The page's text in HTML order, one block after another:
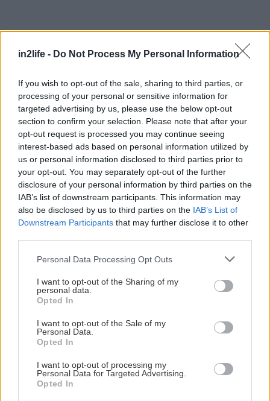
in2life - Do Not Process My Personal Information
If you wish to opt-out of the sale, sharing to third parties, or
processing of your personal or sensitive information for
targeted advertising by us, please use the below opt-out
section to confirm your selection. Please note that after your
opt-out request is processed you may continue seeing
interest-based ads based on personal information utilized by
us or personal information disclosed to third parties prior to
your opt-out. You may separately opt-out of the further
disclosure of your personal information by third parties on the
IAB’s list of downstream participants. This information may
also be disclosed by us to third parties on the IAB’s List of
Downstream Participants that may further disclose it to other
Please note that this website/app uses one or more Google
not limited to your visit or usage behaviour. You may click to
grant or deny consent to Google and its third-party tags to
use your data for below specified purposes in below Google
consent section.
Personal Data Processing Opt Outs
I want to opt-out of the Sharing of my
personal data.
Opted In
I want to opt-out of the Sale of my
Personal Data.
Opted In
I want to opt-out of processing my
Personal Data for Targeted Advertising.
Opted In
Διαβάστε επίσης
για...